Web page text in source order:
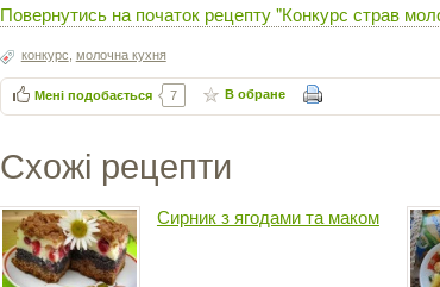
Повернутись на початок рецепту "Конкурс страв
конкурс молочна кухня
Мені подобається 7 В обране
Схожі рецепти
Сирник з ягодами та маком